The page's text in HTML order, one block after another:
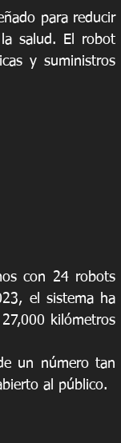
para reducir
salud. El robot
y suministros
con 24 robots
el sistema ha
kilómetros
un número tan
al público.